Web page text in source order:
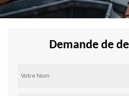
Demande de